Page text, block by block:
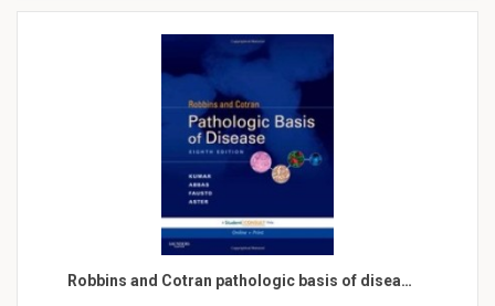
Robbins and Cotran pathologic basis of disea…